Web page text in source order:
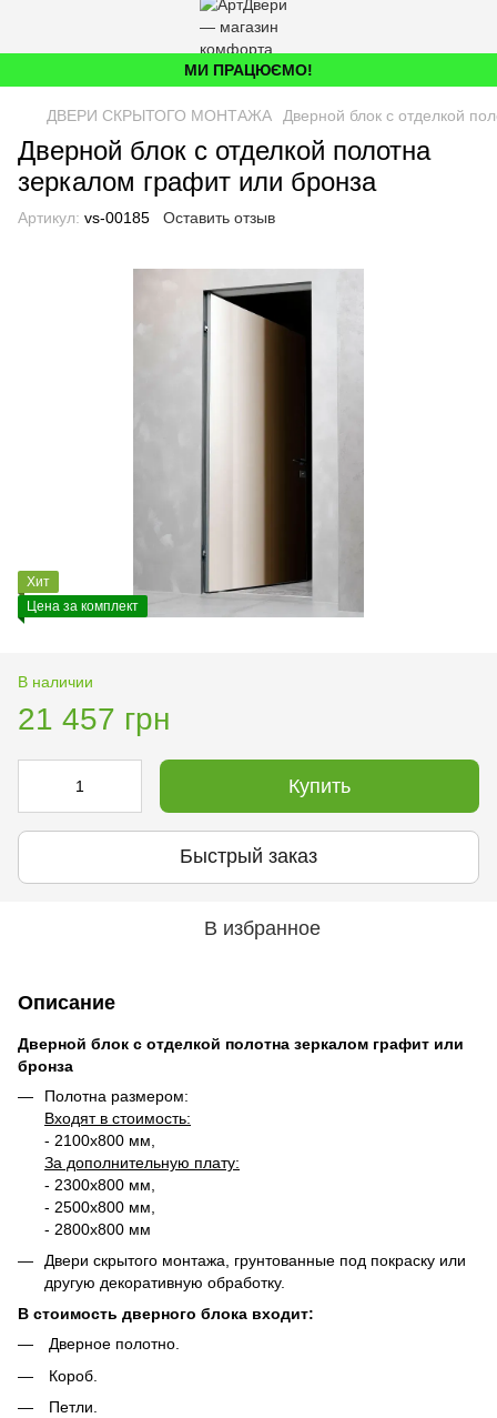
МИ ПРАЦЮЄМО!
ДВЕРИ СКРЫТОГО МОНТАЖА Дверной блок с отделкой
Дверной блок с отделкой полотна
зеркалом графит или бронза
Артикул: vs-00185 Оставить отзыв
Хит
Цена за комплект
В наличии
21 457 грн
Купить
Быстрый заказ
В избранное
Описание
Дверной блок с отделкой полотна зеркалом графит или
бронза
Полотна размером:
Входят в стоимость:
- 2100х800 мм,
За дополнительную плату:
- 2300х800 мм,
- 2500х800 мм,
- 2800х800 мм
Двери скрытого монтажа, грунтованные под покраску или
другую декоративную обработку.
В стоимость дверного блока входит:
Дверное полотно.
Короб.
Петли.